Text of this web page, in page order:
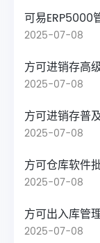
可易ERP5000
2025-07-08
方可进销存高
2025-07-08
方可进销存普
2025-07-08
方可仓库软件
2025-07-08
方可出入库管
2025-07-08